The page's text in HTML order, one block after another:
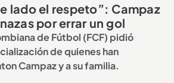
lado el respeto”: Campaz
por errar un gol
de Fútbol (FCF) pidió
de quienes han
Campaz y a su familia.